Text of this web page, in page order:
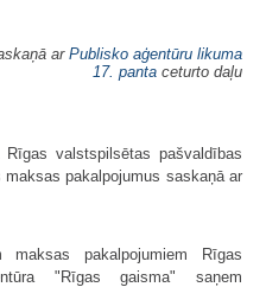
ar Publisko aģentūru likuma
17. panta ceturto daļu
valstspilsētas pašvaldības
pakalpojumus saskaņā ar
pakalpojumiem Rīgas
"Rīgas gaisma" saņem